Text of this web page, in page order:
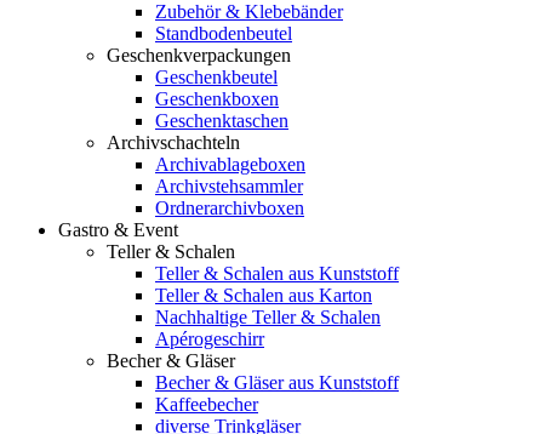
Zubehör & Klebebänder
Standbodenbeutel
Geschenkverpackungen
Geschenkbeutel
Geschenkboxen
Geschenktaschen
Archivschachteln
Archivablageboxen
Archivstehsammler
Ordnerarchivboxen
Gastro & Event
Teller & Schalen
Teller & Schalen aus Kunststoff
Teller & Schalen aus Karton
Nachhaltige Teller & Schalen
Apérogeschirr
Becher & Gläser
Becher & Gläser aus Kunststoff
Kaffeebecher
diverse Trinkgläser